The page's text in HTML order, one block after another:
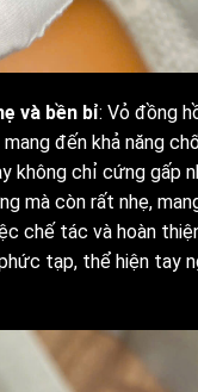
và bền bỉ: Vỏ đồng
đến khả năng
không chỉ cứng gấp
mà còn rất nhẹ,
chế tác và hoàn
tạp, thể hiện tay